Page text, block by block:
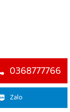
0368777766
Zalo